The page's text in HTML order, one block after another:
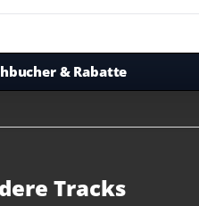
& Rabatte
Tracks